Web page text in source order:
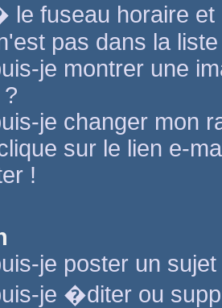
fuseau horaire
pas dans la
je montrer une
je changer mon
sur le lien e-
!
je poster un
je �diter ou